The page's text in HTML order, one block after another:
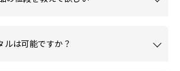
ルは可能ですか？